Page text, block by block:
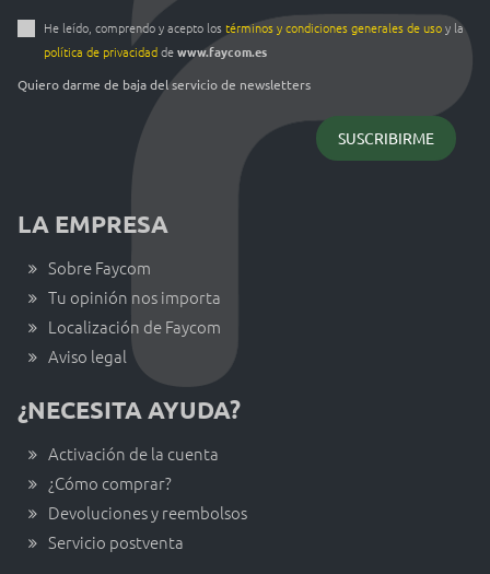
He leído, comprendo y acepto los términos y condiciones generales de usoy la
política de privacidaddewww.faycom.es
Quiero darme de baja del servicio de newsletters
LA EMPRESA
Sobre Faycom
Tu opinión nos importa
Localización de Faycom
Aviso legal
¿NECESITA AYUDA?
Activación de la cuenta
¿Cómo comprar?
Devoluciones y reembolsos
Servicio postventa